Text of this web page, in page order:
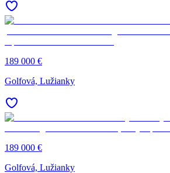
189 000 €
Golfová, Lužianky
189 000 €
Golfová, Lužianky